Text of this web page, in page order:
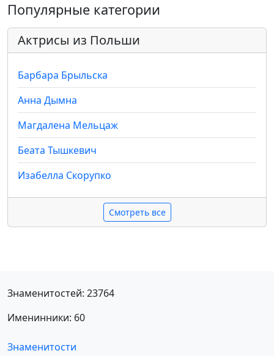
Популярные категории
Актрисы из Польши
Барбара Брыльска
Анна Дымна
Магдалена Мельцаж
Беата Тышкевич
Изабелла Скорупко
Смотреть все
Знаменитостей: 23764
Именинники: 60
Знаменитости